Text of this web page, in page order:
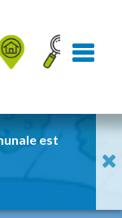
est
de